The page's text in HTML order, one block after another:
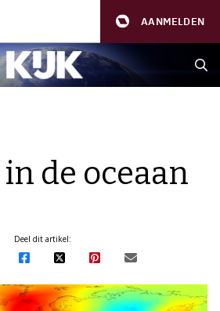
AANMELDEN
de oceaan
Deel dit artikel: